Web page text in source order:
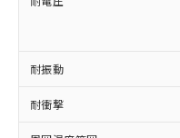
耐振動
耐衝撃
在庫状況
記載してい
タに基づ
覧された
準価格と
正式な納期
むを得ず変更す
六価クロム(Cr(Ⅵ))
類(PBB) 1000ppm以
(PBDE) 1000ppm以
ル) (DEHP)(別名：
「－」：未確認
*中国RoHS10物質の
Pb(鉛) :1000ppm、
Cr(Ⅵ)(六価クロム) :
為替およ
（以下｢規
または国
国政府の
可)を取得
当社は規
一定